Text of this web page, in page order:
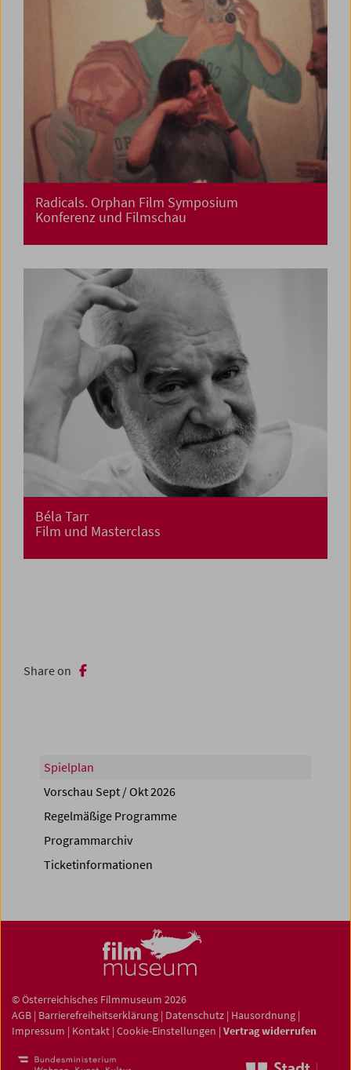
Radicals. Orphan Film Symposium
Konferenz und Filmschau
Béla Tarr
Film und Masterclass
Share on
Spielplan
Vorschau Sept / Okt 2026
Regelmäßige Programme
Programmarchiv
Ticketinformationen
© Österreichisches Filmmuseum 2026
AGB | Barrierefreiheitserklärung | Datenschutz | Hausordnung |
Impressum | Kontakt | Cookie-Einstellungen | Vertrag widerrufen